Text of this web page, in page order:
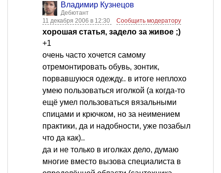
Владимир Кузнецов
Дебютант
11 декабря 2006 в 12:30
Сообщить модератору
хорошая статья, задело за живое ;)
+1
очень часто хочется самому
отремонтировать обувь, зонтик,
порвавшуюся одежду.. в итоге неплохо
умею пользоваться иголкой (а когда-то
ещё умел пользоваться вязальными
спицами и крючком, но за неимением
практики, да и надобности, уже позабыл
что да как)..
да и не только в иголках дело, думаю
многие вместо вызова специалиста в